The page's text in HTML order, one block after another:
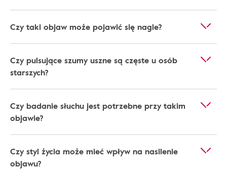
Czy taki objaw może pojawić się nagle?
Czy pulsujące szumy uszne są częste u osób
starszych?
Czy badanie słuchu jest potrzebne przy takim
objawie?
Czy styl życia może mieć wpływ na nasilenie
objawu?